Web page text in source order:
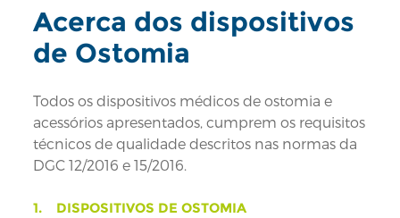
Acerca dos dispositivos
de Ostomia
Todos os dispositivos médicos de ostomia e
acessórios apresentados, cumprem os requisitos
técnicos de qualidade descritos nas normas da
DGC 12/2016 e 15/2016.
1. DISPOSITIVOS DE OSTOMIA